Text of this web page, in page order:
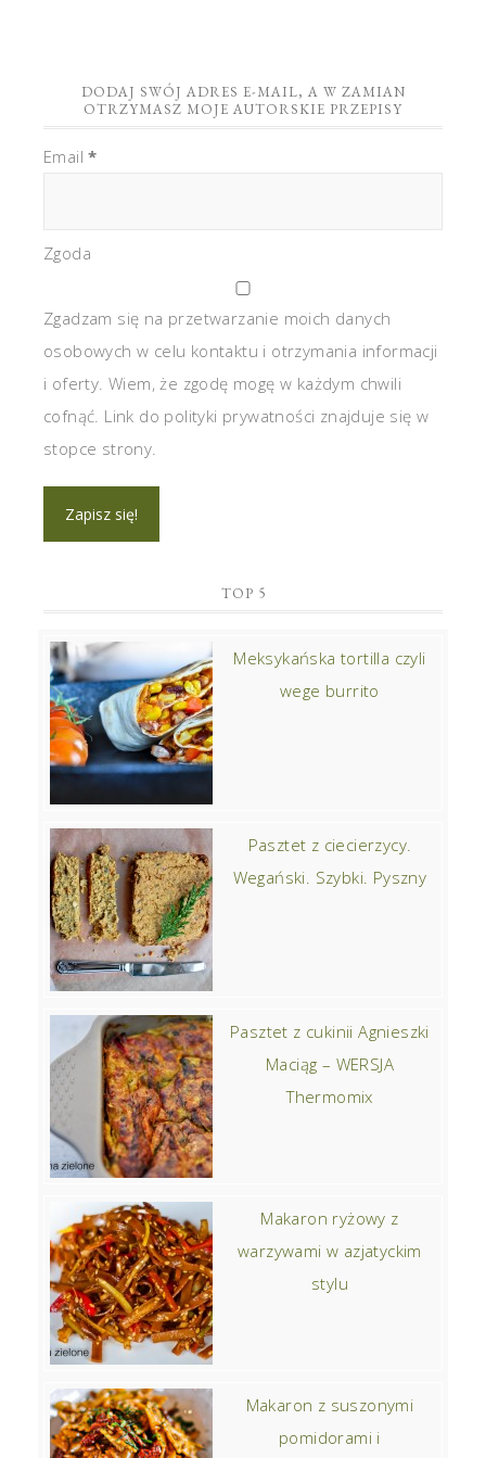
DODAJ SWÓJ ADRES E-MAIL, A W ZAMIAN
OTRZYMASZ MOJE AUTORSKIE PRZEPISY
Email*
Zgoda
Zgadzam się na przetwarzanie moich danych
osobowych w celu kontaktu i otrzymania informacji
i oferty. Wiem, że zgodę mogę w każdym chwili
cofnąć. Link do polityki prywatności znajduje się w
stopce strony.
TOP 5
Meksykańska tortilla czyli
wege burrito
Pasztet z ciecierzycy.
Wegański. Szybki. Pyszny
Pasztet z cukinii Agnieszki
Maciąg – WERSJA
Thermomix
Makaron ryżowy z
warzywami w azjatyckim
stylu
Makaron z suszonymi
pomidorami i